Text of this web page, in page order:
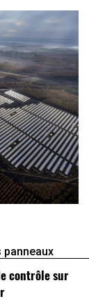
contrôle sur
panneaux